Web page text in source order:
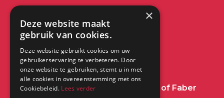
Contact
info@dimplex.nl
+31 (0) 513 78 98 80
Heeft u een vraag over Dimplex of Faber
×
Deze website maakt
gebruik van cookies.
Deze website gebruikt cookies om uw
gebruikerservaring te verbeteren. Door
onze website te gebruiken, stemt u in met
alle cookies in overeenstemming met ons
Cookiebeleid. Lees verder